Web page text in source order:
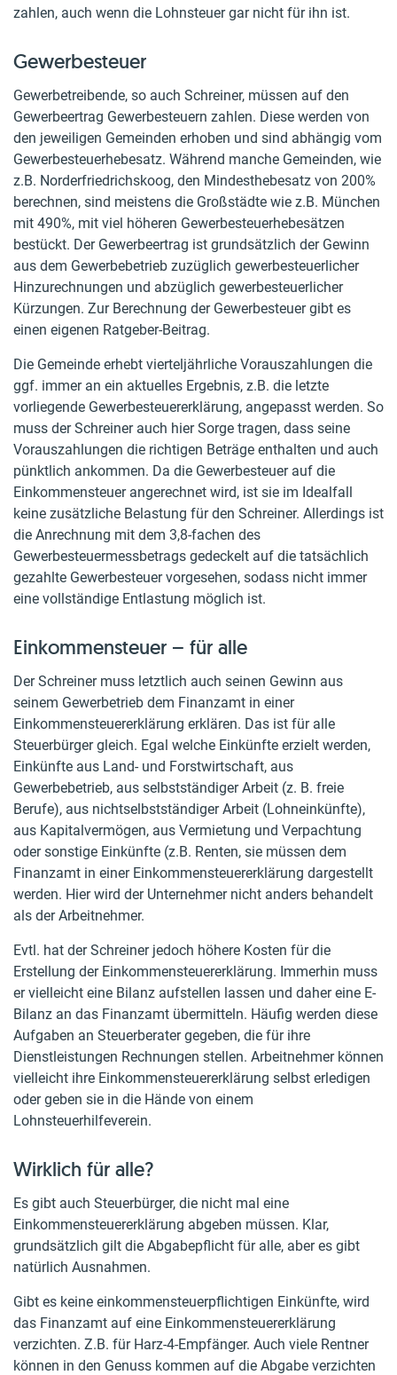
zahlen, auch wenn die Lohnsteuer gar nicht für ihn ist.
Gewerbesteuer
Gewerbetreibende, so auch Schreiner, müssen auf den
Gewerbeertrag Gewerbesteuern zahlen. Diese werden von
den jeweiligen Gemeinden erhoben und sind abhängig vom
Gewerbesteuerhebesatz. Während manche Gemeinden, wie
z.B. Norderfriedrichskoog, den Mindesthebesatz von 200%
berechnen, sind meistens die Großstädte wie z.B. München
mit 490%, mit viel höheren Gewerbesteuerhebesätzen
bestückt. Der Gewerbeertrag ist grundsätzlich der Gewinn
aus dem Gewerbebetrieb zuzüglich gewerbesteuerlicher
Hinzurechnungen und abzüglich gewerbesteuerlicher
Kürzungen. Zur Berechnung der Gewerbesteuer gibt es
einen eigenen Ratgeber-Beitrag.
Die Gemeinde erhebt vierteljährliche Vorauszahlungen die
ggf. immer an ein aktuelles Ergebnis, z.B. die letzte
vorliegende Gewerbesteuererklärung, angepasst werden. So
muss der Schreiner auch hier Sorge tragen, dass seine
Vorauszahlungen die richtigen Beträge enthalten und auch
pünktlich ankommen. Da die Gewerbesteuer auf die
Einkommensteuer angerechnet wird, ist sie im Idealfall
keine zusätzliche Belastung für den Schreiner. Allerdings ist
die Anrechnung mit dem 3,8-fachen des
Gewerbesteuermessbetrags gedeckelt auf die tatsächlich
gezahlte Gewerbesteuer vorgesehen, sodass nicht immer
eine vollständige Entlastung möglich ist.
Einkommensteuer – für alle
Der Schreiner muss letztlich auch seinen Gewinn aus
seinem Gewerbetrieb dem Finanzamt in einer
Einkommensteuererklärung erklären. Das ist für alle
Steuerbürger gleich. Egal welche Einkünfte erzielt werden,
Einkünfte aus Land- und Forstwirtschaft, aus
Gewerbebetrieb, aus selbstständiger Arbeit (z. B. freie
Berufe), aus nichtselbstständiger Arbeit (Lohneinkünfte),
aus Kapitalvermögen, aus Vermietung und Verpachtung
oder sonstige Einkünfte (z.B. Renten, sie müssen dem
Finanzamt in einer Einkommensteuererklärung dargestellt
werden. Hier wird der Unternehmer nicht anders behandelt
als der Arbeitnehmer.
Evtl. hat der Schreiner jedoch höhere Kosten für die
Erstellung der Einkommensteuererklärung. Immerhin muss
er vielleicht eine Bilanz aufstellen lassen und daher eine E-
Bilanz an das Finanzamt übermitteln. Häufig werden diese
Aufgaben an Steuerberater gegeben, die für ihre
Dienstleistungen Rechnungen stellen. Arbeitnehmer können
vielleicht ihre Einkommensteuererklärung selbst erledigen
oder geben sie in die Hände von einem
Lohnsteuerhilfeverein.
Wirklich für alle?
Es gibt auch Steuerbürger, die nicht mal eine
Einkommensteuererklärung abgeben müssen. Klar,
grundsätzlich gilt die Abgabepflicht für alle, aber es gibt
natürlich Ausnahmen.
Gibt es keine einkommensteuerpflichtigen Einkünfte, wird
das Finanzamt auf eine Einkommensteuererklärung
verzichten. Z.B. für Harz-4-Empfänger. Auch viele Rentner
können in den Genuss kommen auf die Abgabe verzichten